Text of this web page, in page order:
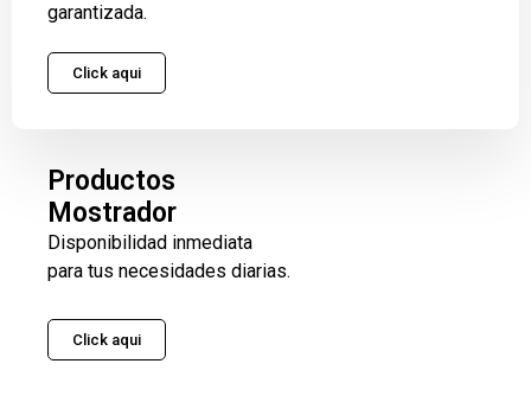
garantizada.
Click aqui
Productos
Mostrador
Disponibilidad inmediata
para tus necesidades diarias.
Click aqui